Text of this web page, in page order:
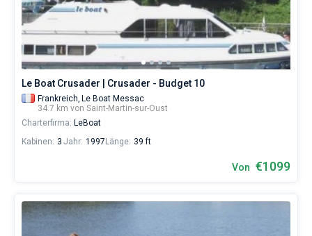
Le Boat Crusader | Crusader - Budget 10
Frankreich, Le Boat Messac
34.7 km von Saint-Martin-sur-Oust
Charterfirma: LeBoat
Kabinen: 3 Jahr: 1997 Länge: 39 ft
Von €1099